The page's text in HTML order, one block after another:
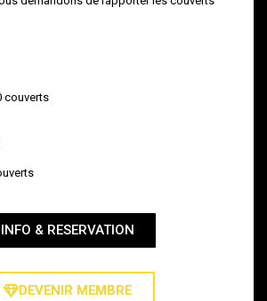
couverts
INFO & RESERVATION
DEVENIR MEMBRE